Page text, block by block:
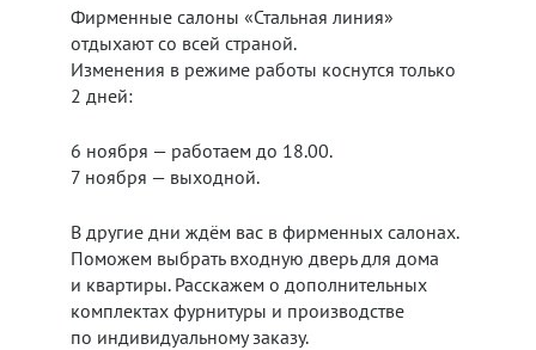
Фирменные салоны «Стальная линия»
отдыхают со всей страной.
Изменения в режиме работы коснутся только
2 дней:
6 ноября — работаем до 18.00.
7 ноября — выходной.
В другие дни ждём вас в фирменных салонах.
Поможем выбрать входную дверь для дома
и квартиры. Расскажем о дополнительных
комплектах фурнитуры и производстве
по индивидуальному заказу.